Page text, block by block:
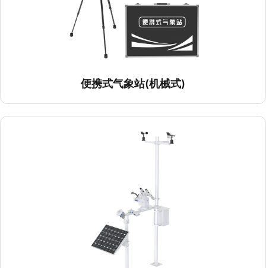
便携式气象站(机械式)